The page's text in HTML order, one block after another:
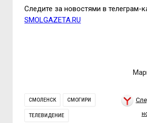
Следите за новостями в телеграм-
SMOLGAZETA.RU
СМОЛЕНСК СМОГИРИ
ТЕЛЕВИДЕНИЕ